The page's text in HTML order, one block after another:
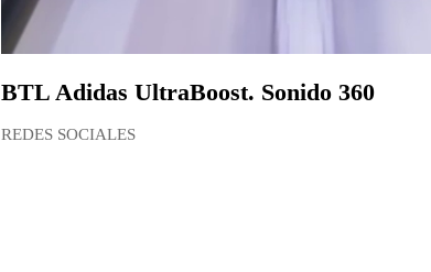
BTL Adidas UltraBoost. Sonido 360
REDES SOCIALES